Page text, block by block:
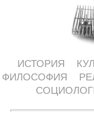
ИСТОРИЯ
ФИЛОСОФИЯ